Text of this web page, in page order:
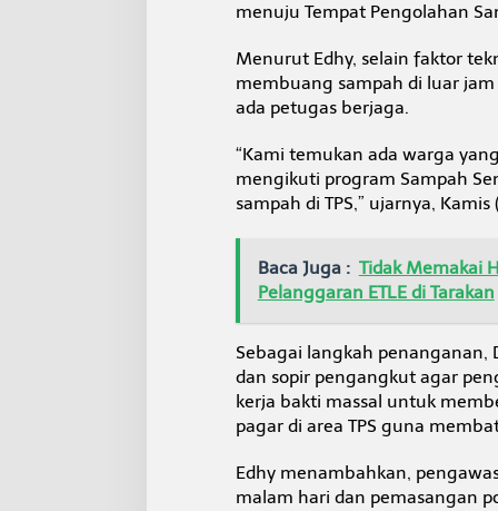
e
u
a
t
a
e
r
i
l
menuju Tempat Pengolahan
Menurut Edhy, selain faktor
membuang sampah di luar
ada petugas berjaga.
“Kami temukan ada warga
mengikuti program Sampah
sampah di TPS,” ujarnya,
Baca Juga : Tidak Memakai
Pelanggaran ETLE di Tarakan
Sebagai langkah penanganan,
dan sopir pengangkut agar
kerja bakti massal untuk
pagar di area TPS guna
Edhy menambahkan,
malam hari dan pemasangan